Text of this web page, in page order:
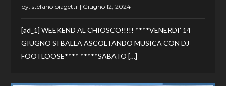
by:stefano biagetti
[ad_1] WEEKEND AL CHIOSCO!!!!! ****VENERDI’ 14
GIUGNO SI BALLA ASCOLTANDO MUSICA CON DJ
FOOTLOOSE**** *****SABATO […]